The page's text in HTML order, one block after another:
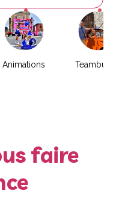
Animations
faire